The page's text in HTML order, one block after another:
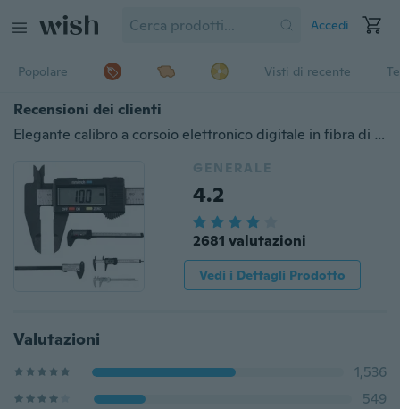
Accedi
Popolare Visti di recente
Recensioni dei clienti
Elegante calibro a corsoio elettronico digitale in fibra di carbonio da 150 mm/6 pollici LCD Micromete
GENERALE
4.2
2681 valutazioni
Vedi i Dettagli Prodotto
Valutazioni
1,536
549